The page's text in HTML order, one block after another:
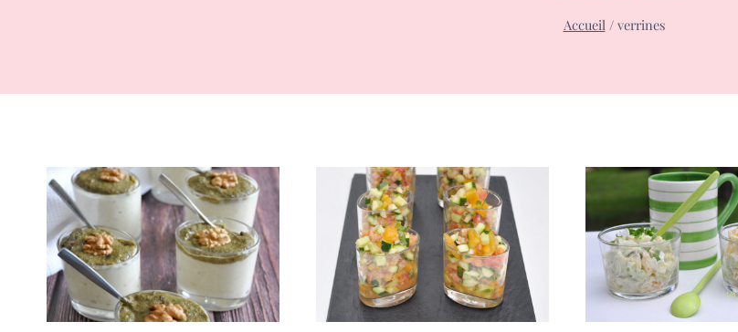
Accueil / verrines